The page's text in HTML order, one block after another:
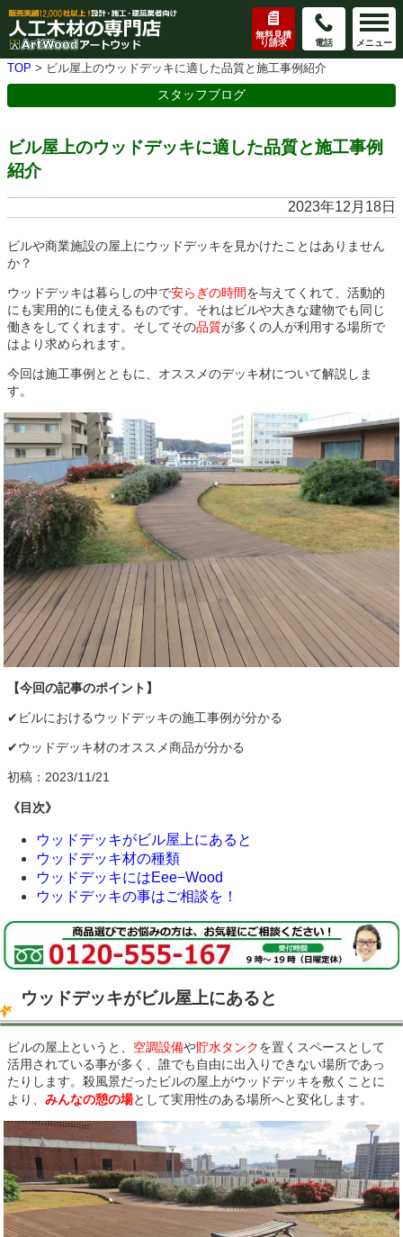
無料見積
り請求
電話 メニュー
TOP > ビル屋上のウッドデッキに適した品質と施工事例紹介
スタッフブログ
ビル屋上のウッドデッキに適した品質と施工事例
紹介
2023年12月18日
ビルや商業施設の屋上にウッドデッキを見かけたことはありません
か？
ウッドデッキは暮らしの中で安らぎの時間を与えてくれて、活動的
にも実用的にも使えるものです。それはビルや大きな建物でも同じ
働きをしてくれます。そしてその品質が多くの人が利用する場所で
はより求められます。
今回は施工事例とともに、オススメのデッキ材について解説しま
す。
【今回の記事のポイント】
✔︎ビルにおけるウッドデッキの施工事例が分かる
✔︎ウッドデッキ材のオススメ商品が分かる
初稿：2023/11/21
《目次》
ウッドデッキがビル屋上にあると
ウッドデッキ材の種類
ウッドデッキにはEee−Wood
ウッドデッキの事はご相談を！
ウッドデッキがビル屋上にあると
ビルの屋上というと、 空調設備や貯水タンクを置くスペースとして
活用されている事が多く、誰でも自由に出入りできない場所であっ
たりします。殺風景だったビルの屋上がウッドデッキを敷くことに
より、 みんなの憩の場として実用性のある場所へと変化します。